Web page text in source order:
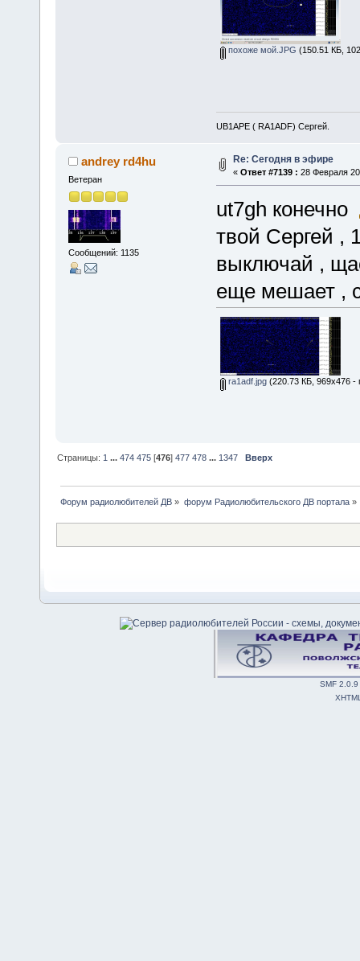
похоже мой.JPG (150.51 КБ,
UB1APE ( RA1ADF) Сергей.
andrey rd4hu
Ветеран
Сообщений: 1135
Re: Сегодня в эфире
« Ответ #7139 : 28 Февраля
ut7gh конечно
твой Сергей ,
выключай ,
еще мешает ,
ra1adf.jpg(220.73 КБ, 969x476 -
Страницы: 1 ...474 475 [476]477 478 ... 1347 Вверх
Форум радиолюбителей ДВ » форум Радиолюбительского ДВ портала»
SMF 2.0.9